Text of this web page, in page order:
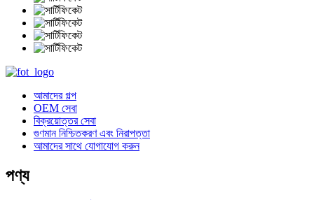
আমাদের গল্প
OEM সেবা
বিক্রয়োত্তর সেবা
গুণমান নিশ্চিতকরণ এবং নিরাপত্তা
আমাদের সাথে যোগাযোগ করুন
পণ্য